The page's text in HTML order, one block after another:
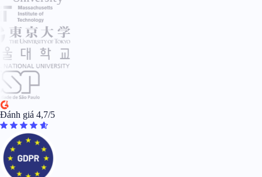
Đánh giá 4,7/5